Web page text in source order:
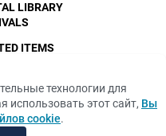
2026
Data
are
the
policy
LIBRARY
ITEMS
технологии для
этот сайт, Вы
cookie.